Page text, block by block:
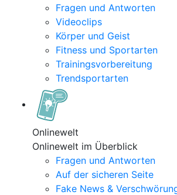
Fragen und Antworten
Videoclips
Körper und Geist
Fitness und Sportarten
Trainingsvorbereitung
Trendsportarten
Onlinewelt
Onlinewelt im Überblick
Fragen und Antworten
Auf der sicheren Seite
Fake News &